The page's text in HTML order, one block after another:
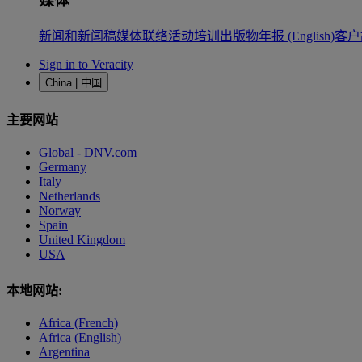
新闻和新闻稿媒体联络活动培训 出版物年报 (English)客
Sign in to Veracity
China | 中国
主要网站
Global - DNV.com
Germany
Italy
Netherlands
Norway
Spain
United Kingdom
USA
本地网站:
Africa (French)
Africa (English)
Argentina